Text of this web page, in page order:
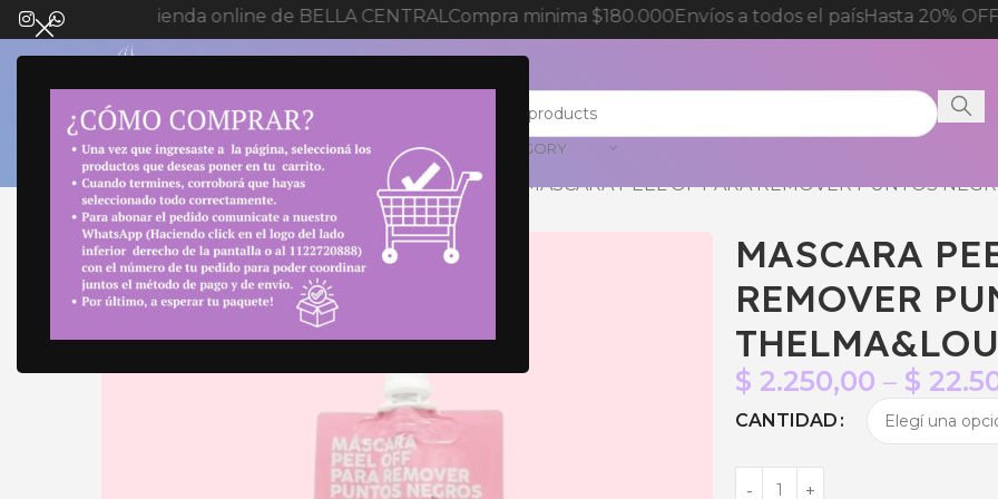
Bienvenida a tienda online de BELLA CENTRALCompra minima $180.000Envíos a todos el paísHasta 20% OFF
SELECT CATEGORY
Inicio Cuidado personal Elementos de Cuidado MASCARA PEEL OF PARA REMOVER PUNTOS
MASCARA
REMOVER
$ 2.250,00 – $
CANTIDAD